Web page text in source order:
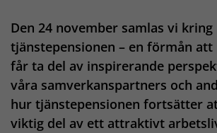
Den 24 november samlas vi kring
tjänstepensionen – en förmån att
får ta del av inspirerande
våra samverkanspartners och
hur tjänstepensionen fortsätter
viktig del av ett attraktivt